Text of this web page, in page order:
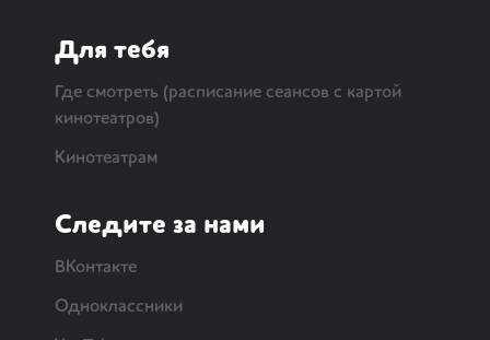
Для тебя
Где смотреть (расписание сеансов с картой
кинотеатров)
Кинотеатрам
Следите за нами
ВКонтакте
Одноклассники